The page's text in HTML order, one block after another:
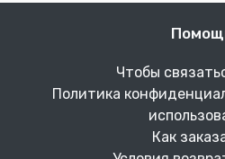
Чтобы
Политика
Как